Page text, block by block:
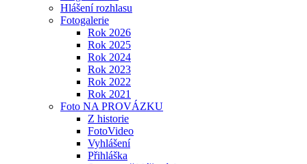
Hlášení rozhlasu
Fotogalerie
Rok 2026
Rok 2025
Rok 2024
Rok 2023
Rok 2022
Rok 2021
Foto NA PROVÁZKU
Z historie
FotoVideo
Vyhlášení
Přihláška